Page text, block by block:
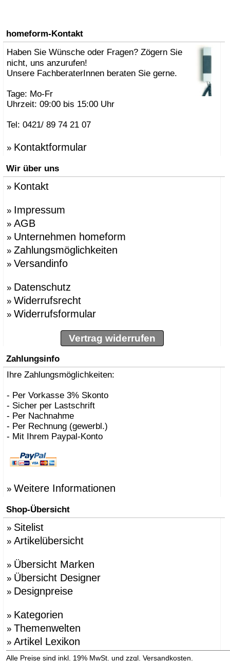
homeform-Kontakt
Haben Sie Wünsche oder Fragen? Zögern Sie
nicht, uns anzurufen!
Unsere FachberaterInnen beraten Sie gerne.
Tage: Mo-Fr
Uhrzeit: 09:00 bis 15:00 Uhr
Tel: 0421/ 89 74 21 07
» Kontaktformular
Wir über uns
» Kontakt
» Impressum
» AGB
» Unternehmen homeform
» Zahlungsmöglichkeiten
» Versandinfo
» Datenschutz
» Widerrufsrecht
» Widerrufsformular
Vertrag widerrufen
Zahlungsinfo
Ihre Zahlungsmöglichkeiten:
- Per Vorkasse 3% Skonto
- Sicher per Lastschrift
- Per Nachnahme
- Per Rechnung (gewerbl.)
- Mit Ihrem Paypal-Konto
» Weitere Informationen
Shop-Übersicht
» Sitelist
» Artikelübersicht
» Übersicht Marken
» Übersicht Designer
» Designpreise
» Kategorien
» Themenwelten
» Artikel Lexikon
Alle Preise sind inkl. 19% MwSt. und zzgl. Versandkosten.